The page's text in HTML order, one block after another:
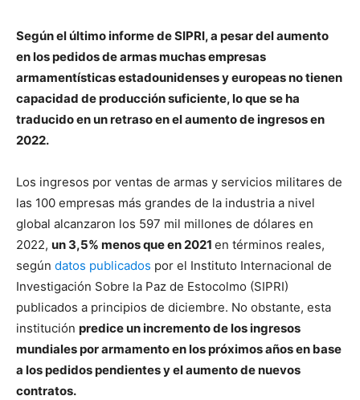
Según el último informe de SIPRI, a pesar del aumento
en los pedidos de armas muchas empresas
armamentísticas estadounidenses y europeas no tienen
capacidad de producción suficiente, lo que se ha
traducido en un retraso en el aumento de ingresos en
2022.
Los ingresos por ventas de armas y servicios militares de
las 100 empresas más grandes de la industria a nivel
global alcanzaron los 597 mil millones de dólares en
2022, un 3,5% menos que en 2021 en términos reales,
según datos publicados por el Instituto Internacional de
Investigación Sobre la Paz de Estocolmo (SIPRI)
publicados a principios de diciembre. No obstante, esta
institución predice un incremento de los ingresos
mundiales por armamento en los próximos años en base
a los pedidos pendientes y el aumento de nuevos
contratos.